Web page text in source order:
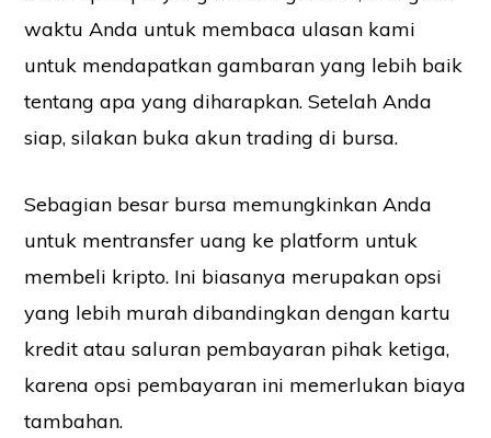
waktu Anda untuk membaca ulasan kami
untuk mendapatkan gambaran yang lebih baik
tentang apa yang diharapkan. Setelah Anda
siap, silakan buka akun trading di bursa.
Sebagian besar bursa memungkinkan Anda
untuk mentransfer uang ke platform untuk
membeli kripto. Ini biasanya merupakan opsi
yang lebih murah dibandingkan dengan kartu
kredit atau saluran pembayaran pihak ketiga,
karena opsi pembayaran ini memerlukan biaya
tambahan.